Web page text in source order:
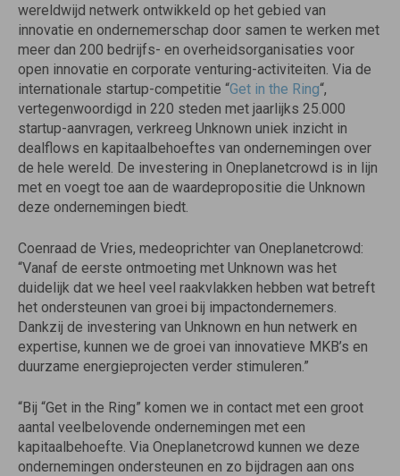
wereldwijd netwerk ontwikkeld op het gebied van
innovatie en ondernemerschap door samen te werken met
meer dan 200 bedrijfs- en overheidsorganisaties voor
open innovatie en corporate venturing-activiteiten. Via de
internationale startup-competitie “Get in the Ring“,
vertegenwoordigd in 220 steden met jaarlijks 25.000
startup-aanvragen, verkreeg Unknown uniek inzicht in
dealflows en kapitaalbehoeftes van ondernemingen over
de hele wereld. De investering in Oneplanetcrowd is in lijn
met en voegt toe aan de waardepropositie die Unknown
deze ondernemingen biedt.
Coenraad de Vries, medeoprichter van Oneplanetcrowd:
“Vanaf de eerste ontmoeting met Unknown was het
duidelijk dat we heel veel raakvlakken hebben wat betreft
het ondersteunen van groei bij impactondernemers.
Dankzij de investering van Unknown en hun netwerk en
expertise, kunnen we de groei van innovatieve MKB’s en
duurzame energieprojecten verder stimuleren.”
“Bij “Get in the Ring” komen we in contact met een groot
aantal veelbelovende ondernemingen met een
kapitaalbehoefte. Via Oneplanetcrowd kunnen we deze
ondernemingen ondersteunen en zo bijdragen aan ons